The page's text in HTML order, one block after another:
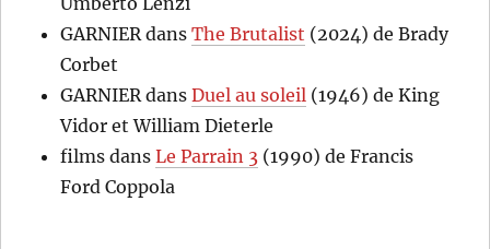
GARNIER dansThe Brutalist (2024) de Brady
Corbet
GARNIER dansDuel au soleil (1946) de King
Vidor et William Dieterle
films dansLe Parrain 3 (1990) de Francis
Ford Coppola